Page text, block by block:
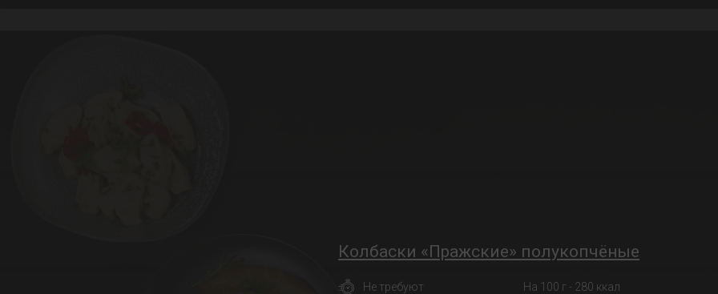
Колбаски «Пражские» полукопчёные
Не требуют
На 100 г - 280 ккал